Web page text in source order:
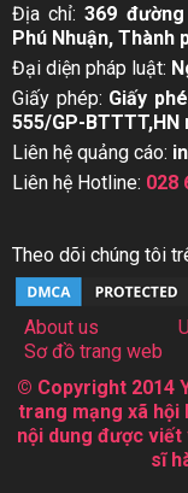
Địa chỉ:369
Phú Nhuận, Thành
Đại diện pháp luật:
Giấy phép: Giấy
555/GP-BTTTT,HN
Liên hệ quảng cáo:
Liên hệ Hotline: 028
Theo dõi chúng tôi
About us
Sơ đồ trang web
© Copyright 2014
trang mạng xã hội
nội dung được viết
sĩ